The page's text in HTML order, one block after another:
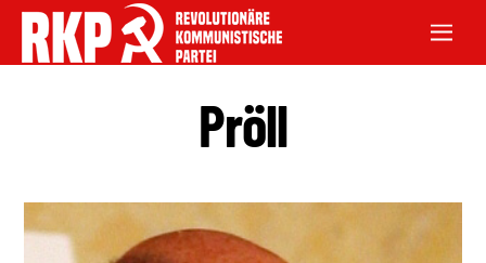
Pröll